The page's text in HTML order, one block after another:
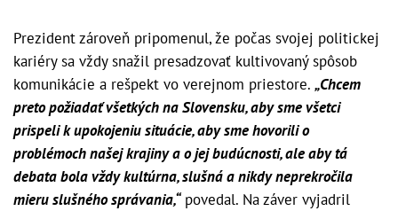
Prezident zároveň pripomenul, že počas svojej politickej
kariéry sa vždy snažil presadzovať kultivovaný spôsob
komunikácie a rešpekt vo verejnom priestore. „Chcem
preto požiadať všetkých na Slovensku, aby sme všetci
prispeli k upokojeniu situácie, aby sme hovorili o
problémoch našej krajiny a o jej budúcnosti, ale aby tá
debata bola vždy kultúrna, slušná a nikdy neprekročila
mieru slušného správania,“povedal. Na záver vyjadril